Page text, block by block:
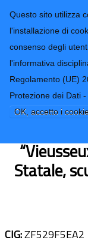
Questo sito utilizza
l'installazione di
consenso degli
l'informativa
Regolamento (UE)
Protezione dei Dati -
OK, accetto i
Form di
Lavori di
Statale,
CIG:ZF529F5EA2